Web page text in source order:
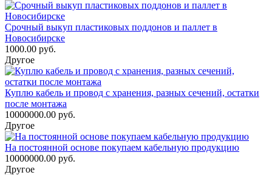
Срочный выкуп пластиковых поддонов и паллет в
Новосибирске
1000.00 руб.
Другое
Куплю кабель и провод с хранения, разных сечений, остатки
после монтажа
10000000.00 руб.
Другое
На постоянной основе покупаем кабельную продукцию
10000000.00 руб.
Другое